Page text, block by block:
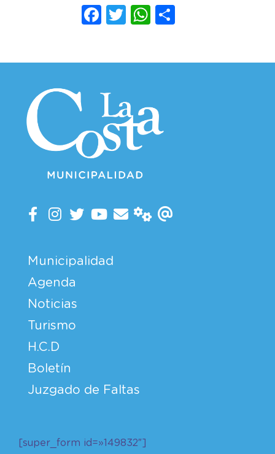
Facebook
TwitterWhatsApp
Municipalidad
Agenda
Noticias
Turismo
H.C.D
Boletín
Juzgado de Faltas
[super_form id=»149832″]